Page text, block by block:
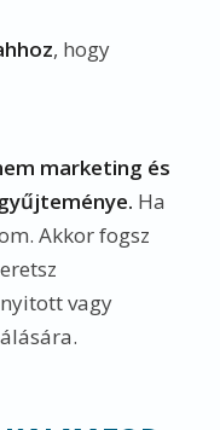
, hogy
marketing és
Ha
Akkor fogsz
vagy